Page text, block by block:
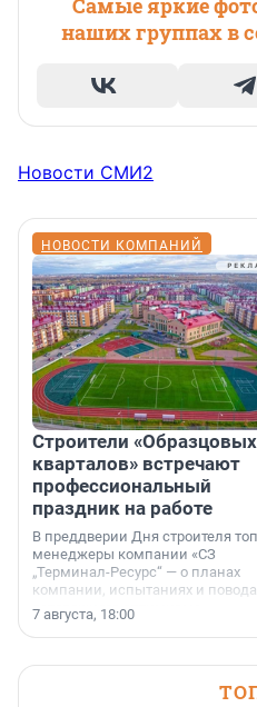
Самые яркие
наших группах в
Новости СМИ2
НОВОСТИ КОМПАНИЙ
Строители «Образцовых
кварталов» встречают
профессиональный
праздник на работе
В преддверии Дня строителя
менеджеры компании «СЗ
„Терминал-Ресурс“ — о планах
компании, испытаниях и
осторожного оптимизма.
7 августа, 18:00